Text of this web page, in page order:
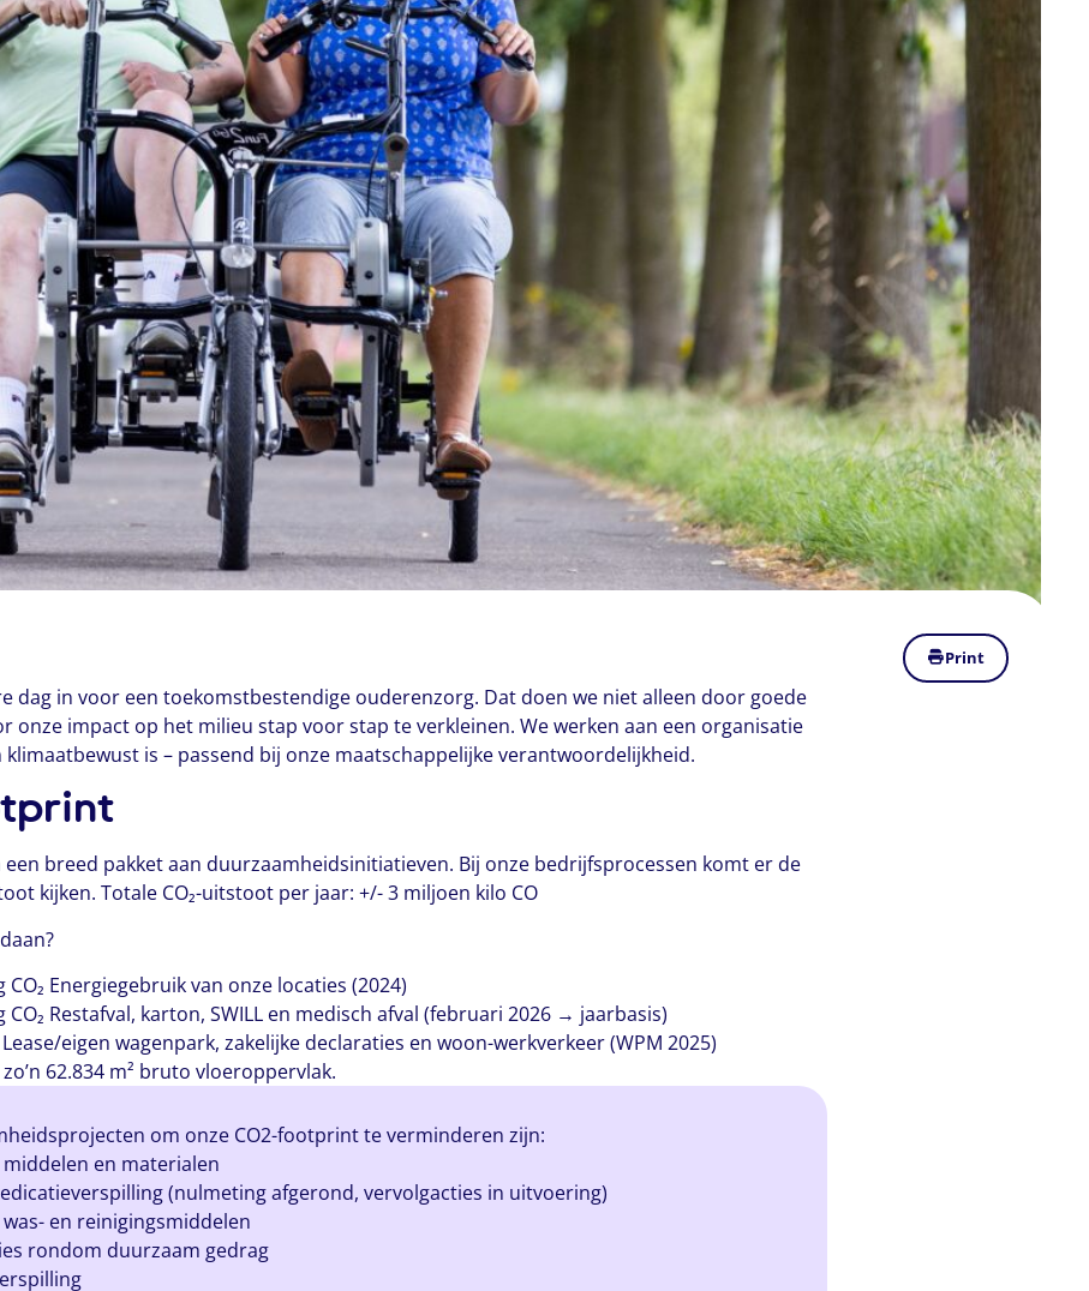
Print
dag in voor een toekomstbestendige ouderenzorg. Dat doen we niet alleen door goede
onze impact op het milieu stap voor stap te verkleinen. We werken aan een organisatie
is – passend bij onze maatschappelijke verantwoordelijkheid.
een breed pakket aan duurzaamheidsinitiatieven. Bij onze bedrijfsprocessen komt er de
kijken. Totale CO₂-uitstoot per jaar: +/- 3 miljoen kilo CO
CO₂ Energiegebruik van onze locaties (2024)
CO₂ Restafval, karton, SWILL en medisch afval (februari 2026 → jaarbasis)
eigen wagenpark, zakelijke declaraties en woon-werkverkeer (WPM 2025)
62.834 m² bruto vloeroppervlak.
om onze CO2-footprint te verminderen zijn:
en materialen
(nulmeting afgerond, vervolgacties in uitvoering)
en reinigingsmiddelen
rondom duurzaam gedrag